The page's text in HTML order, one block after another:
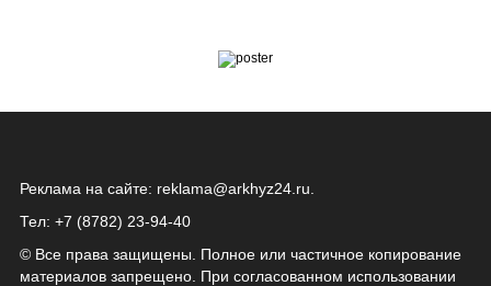
Реклама на сайте: reklama@arkhyz24.ru
Тел: +7 (8782) 23‑94‑40
© Все права защищены. Полное или частичное копирование
материалов запрещено. При согласованном использовании